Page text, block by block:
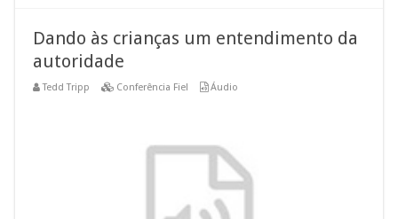
Dando às crianças um entendimento da
autoridade
Tedd Tripp Conferência Fiel Áudio